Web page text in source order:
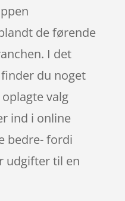
de førende
I det
du noget
valg
ind i online
bedre- fordi
udgifter til en